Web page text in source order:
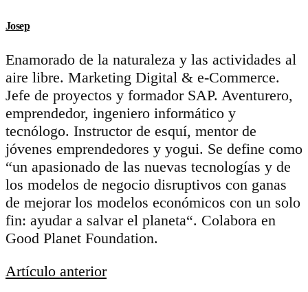
Josep
Enamorado de la naturaleza y las actividades al
aire libre. Marketing Digital & e-Commerce.
Jefe de proyectos y formador SAP. Aventurero,
emprendedor, ingeniero informático y
tecnólogo. Instructor de esquí, mentor de
jóvenes emprendedores y yogui. Se define como
“un apasionado de las nuevas tecnologías y de
los modelos de negocio disruptivos con ganas
de mejorar los modelos económicos con un solo
fin: ayudar a salvar el planeta“. Colabora en
Good Planet Foundation.
Artículo anterior